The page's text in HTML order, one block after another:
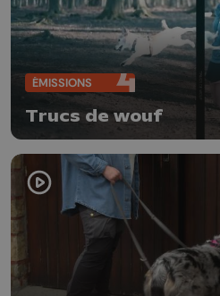
ÉMISSIONS
Trucs de wouf